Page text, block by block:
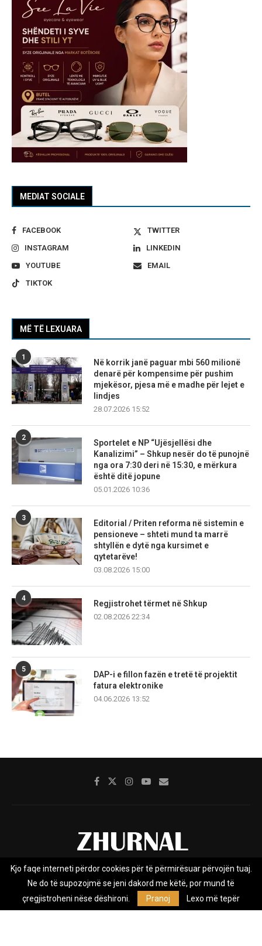
MEDIAT SOCIALE
FACEBOOK
TWITTER
INSTAGRAM
LINKEDIN
YOUTUBE
EMAIL
TIKTOK
MË TË LEXUARA
1
Në korrik janë paguar mbi 560 milionë
denarë për kompensime për pushim
mjekësor, pjesa më e madhe për lejet e
lindjes
28.07.2026 15:52
2
Sportelet e NP “Ujësjellësi dhe
Kanalizimi” – Shkup nesër do të punojnë
nga ora 7:30 deri në 15:30, e mërkura
është ditë jopune
05.01.2026 10:36
3
Editorial / Priten reforma në sistemin e
pensioneve – shteti mund ta marrë
shtyllën e dytë nga kursimet e
qytetarëve!
03.08.2026 15:00
4
Regjistrohet tërmet në Shkup
02.08.2026 22:34
5
DAP-i e fillon fazën e tretë të projektit
fatura elektronike
04.06.2026 13:52
Rreth nesh Impresumi Marketing
Privacy Policy
Zhurnal.mk është Agjenci e Lajmeve e pavarur, e themeluar në vitin
Kjo faqe interneti përdor cookies për të përmirësuar përvojën tuaj.
Ne do të supozojmë se jeni dakord me këtë, por mund të
çregjistroheni nëse dëshironi.
Pranoj Lexo më tepër